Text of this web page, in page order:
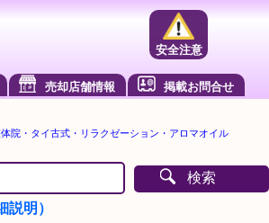
安全注意
売却店舗情報 掲載お問合せ
院・タイ古式・リラクゼーション・アロマオイル
検索
説明）